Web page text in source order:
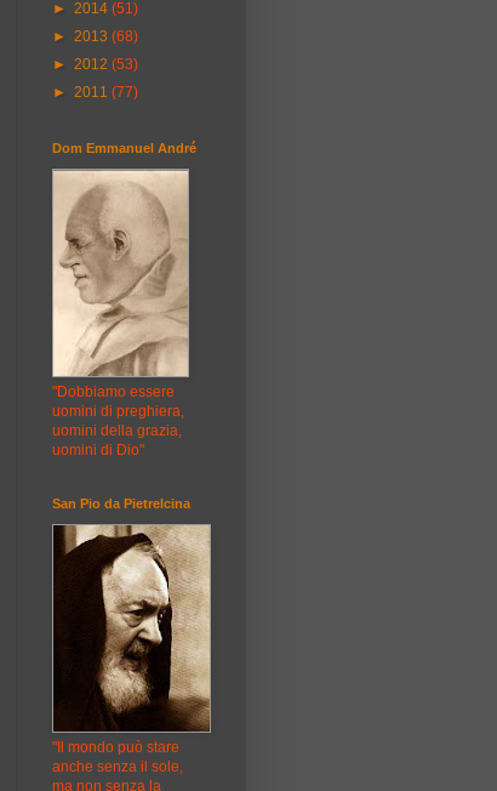
► 2014 (51)
► 2013 (68)
► 2012 (53)
► 2011 (77)
Dom Emmanuel André
"Dobbiamo essere
uomini di preghiera,
uomini della grazia,
uomini di Dio"
San Pio da Pietrelcina
"Il mondo può stare
anche senza il sole,
ma non senza la